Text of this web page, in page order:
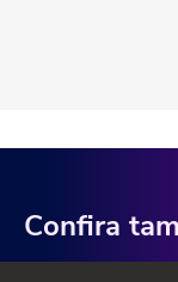
Confira